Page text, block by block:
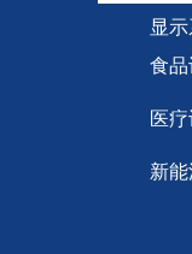
显示
食品
医
新